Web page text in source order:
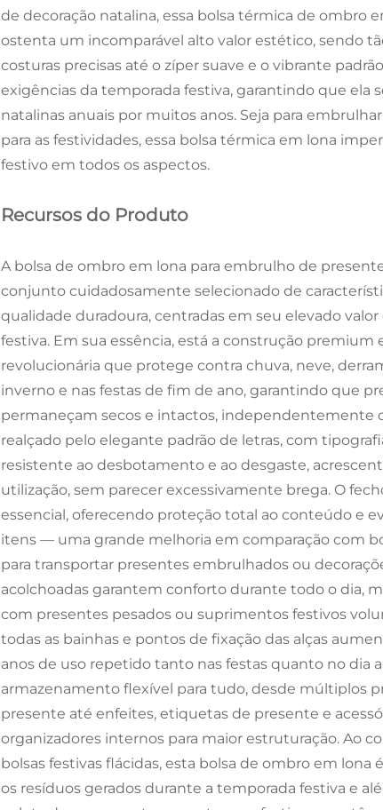
de decoração natalina, essa bolsa térmica de ombro
ostenta um incomparável alto valor estético, sendo
costuras precisas até o zíper suave e o vibrante
exigências da temporada festiva, garantindo que ela
natalinas anuais por muitos anos. Seja para
para as festividades, essa bolsa térmica em lona
festivo em todos os aspectos.
Recursos do Produto
A bolsa de ombro em lona para embrulho de
conjunto cuidadosamente selecionado de
qualidade duradoura, centradas em seu elevado
festiva. Em sua essência, está a construção
revolucionária que protege contra chuva, neve,
inverno e nas festas de fim de ano, garantindo que
permaneçam secos e intactos, independentemente
realçado pelo elegante padrão de letras, com
resistente ao desbotamento e ao desgaste,
utilização, sem parecer excessivamente brega. O
essencial, oferecendo proteção total ao conteúdo e
itens — uma grande melhoria em comparação com
para transportar presentes embrulhados ou
acolchoadas garantem conforto durante todo o dia,
com presentes pesados ou suprimentos festivos
todas as bainhas e pontos de fixação das alças
anos de uso repetido tanto nas festas quanto no dia
armazenamento flexível para tudo, desde múltiplos
presente até enfeites, etiquetas de presente e
organizadores internos para maior estruturação. Ao
bolsas festivas flácidas, esta bolsa de ombro em
os resíduos gerados durante a temporada festiva e